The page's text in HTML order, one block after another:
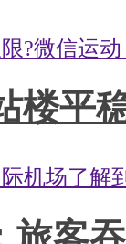
?微信运
楼平
机场了解